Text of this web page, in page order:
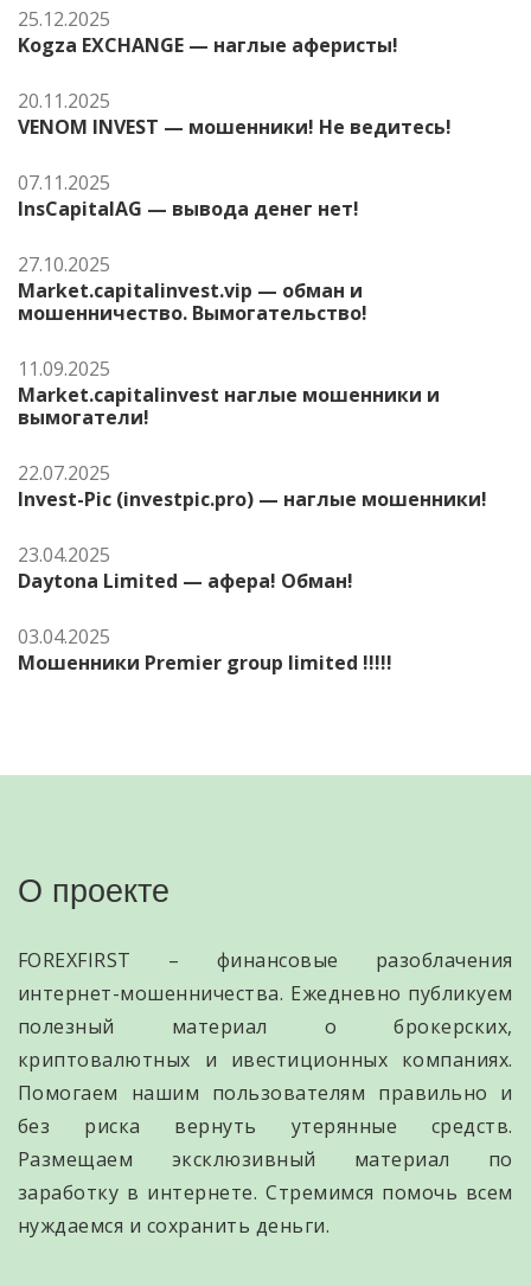
25.12.2025
Kogza EXCHANGE — наглые аферисты!
20.11.2025
VENOM INVEST — мошенники! Не ведитесь!
07.11.2025
InsCapitalAG — вывода денег нет!
27.10.2025
Market.capitalinvest.vip — обман и
мошенничество. Вымогательство!
11.09.2025
Market.capitalinvest наглые мошенники и
вымогатели!
22.07.2025
Invest-Pic (investpic.pro) — наглые мошенники!
23.04.2025
Daytona Limited — афера! Обман!
03.04.2025
Мошенники Premier group limited !!!!!
О проекте
FOREXFIRST – финансовые разоблачения
интернет-мошенничества. Ежедневно публикуем
полезный материал о брокерских,
криптовалютных и ивестиционных компаниях.
Помогаем нашим пользователям правильно и
без риска вернуть утерянные средств.
Размещаем эксклюзивный материал по
заработку в интернете. Стремимся помочь всем
нуждаемся и сохранить деньги.